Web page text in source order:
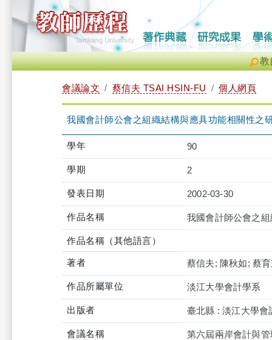
教
會議論文 蔡信夫 TSAI HSIN-FU 個人網頁
我國會計師公會之組織結構與應具功能相關性之
學年 90
學期 2
發表日期 2002-03-30
作品名稱 我國會計師公會之
作品名稱（其他語言）
著者 蔡信夫; 陳秋如; 蔡
作品所屬單位 淡江大學會計學系
出版者 臺北縣 : 淡江大學會
會議名稱 第六屆兩岸會計與